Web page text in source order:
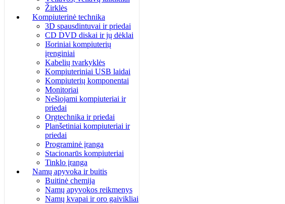
Žirklės
Kompiuterinė technika
3D spausdintuvai ir priedai
CD DVD diskai ir jų dėklai
Išoriniai kompiuterių
įrenginiai
Kabelių tvarkyklės
Kompiuteriniai USB laidai
Kompiuterių komponentai
Monitoriai
Nešiojami kompiuteriai ir
priedai
Orgtechnika ir priedai
Planšetiniai kompiuteriai ir
priedai
Programinė įranga
Stacionarūs kompiuteriai
Tinklo įranga
Namų apyvoka ir buitis
Buitinė chemija
Namų apyvokos reikmenys
Namų kvapai ir oro gaivikliai